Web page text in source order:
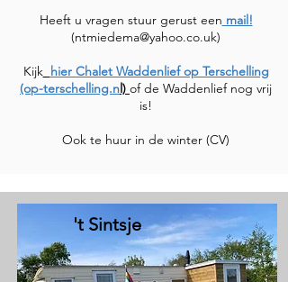
Heeft u vragen stuur gerust een mail!
(ntmiedema@yahoo.co.uk)
Kijk hier Chalet Waddenlief op Terschelling
(op-terschelling.nl) of de Waddenlief nog vrij
is!
Ook te huur in de winter (CV)
't Sintsje